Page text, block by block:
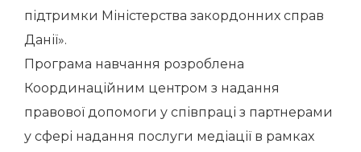
підтримки Міністерства закордонних справ
Данії».
Програма навчання розроблена
Координаційним центром з надання
правової допомоги у співпраці з партнерами
у сфері надання послуги медіації в рамках